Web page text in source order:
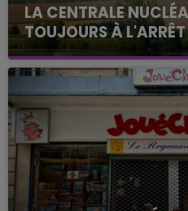
LA CENTRALE
TOUJOURS À L'ARRÊT
Cela fait déjà une
nucléaire ardennaise est
justifiée par la
présente.